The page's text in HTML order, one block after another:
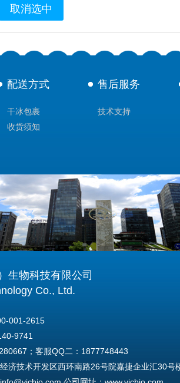
取消选中
配送方式
干冰包裹
收货须知
售后服务
技术支持
生物科技有限公司
Co., Ltd.
001-2615
9741
；客服QQ二：1877748443
济技术开发区西环南路26号院嘉捷企业汇30号